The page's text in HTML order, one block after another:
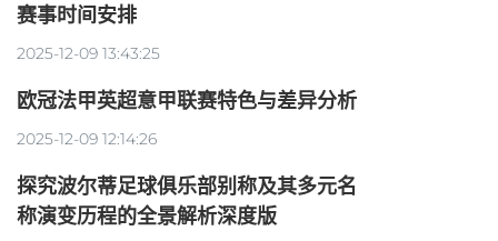
赛事时间安排
2025-12-09 13:43:25
欧冠法甲英超意甲联赛特色与差异分析
2025-12-09 12:14:26
探究波尔蒂足球俱乐部别称及其多元名
称演变历程的全景解析深度版